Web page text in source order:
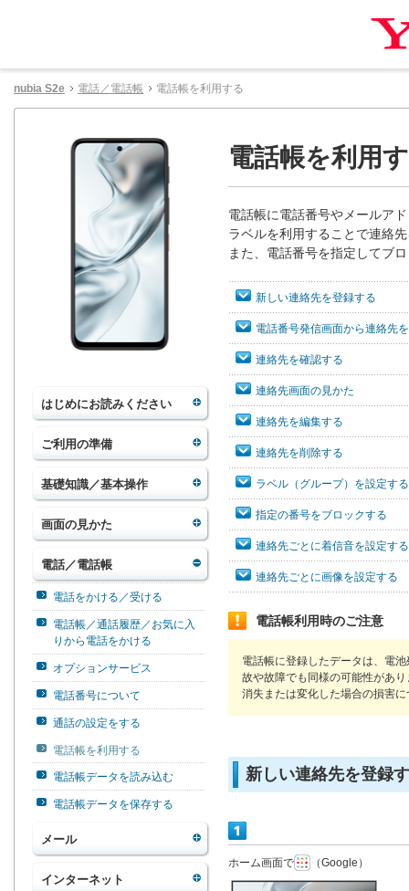
nubia S2e 電話／電話帳 電話帳を利用する
はじめにお読みください
ご利用の準備
基礎知識／基本操作
画面の見かた
電話／電話帳
電話をかける／受ける
電話帳／通話履歴／お気に入
りから電話をかける
オプションサービス
電話番号について
通話の設定をする
電話帳を利用する
電話帳データを読み込む
電話帳データを保存する
メール
インターネット
電話帳を利用
電話帳に電話番号やメールア
ラベルを利用することで連絡
また、電話番号を指定してブ
新しい連絡先を登録する
電話番号発信画面から連絡先
連絡先を確認する
連絡先画面の見かた
連絡先を編集する
連絡先を削除する
ラベル（グループ）を設定する
指定の番号をブロックする
連絡先ごとに着信音を設定する
連絡先ごとに画像を設定する
電話帳利用時のご注意
電話帳に登録したデータは、電
故や故障でも同様の可能性があ
消失または変化した場合の損害
新しい連絡先を登録
ホーム画面で （Google）